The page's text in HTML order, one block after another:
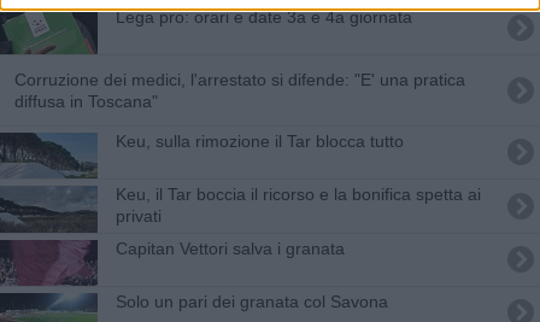
Lega pro: orari e date 3a e 4a giornata
Corruzione dei medici, l'arrestato si difende: "E' una pratica
diffusa in Toscana"
​Keu, sulla rimozione il Tar blocca tutto
Keu, il Tar boccia il ricorso e la bonifica spetta ai
privati
Capitan Vettori salva i granata
Solo un pari dei granata col Savona